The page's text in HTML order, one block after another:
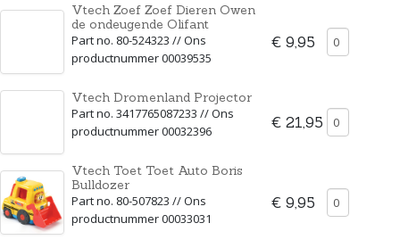
Vtech Zoef Zoef Dieren Owen
de ondeugende Olifant
Part no. 80-524323 // Ons
productnummer 00039535
€ 9,95
Vtech Dromenland Projector
Part no. 3417765087233 // Ons
productnummer 00032396
€ 21,95
Vtech Toet Toet Auto Boris
Bulldozer
Part no. 80-507823 // Ons
productnummer 00033031
€ 9,95